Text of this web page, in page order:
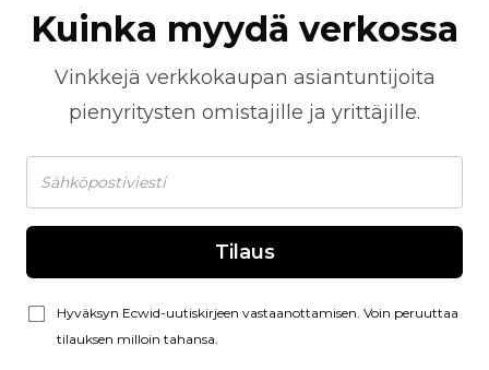
Kuinka myydä verkossa
Vinkkejä verkkokaupan asiantuntijoita
pienyritysten omistajille ja yrittäjille.
Tilaus
Hyväksyn Ecwid-uutiskirjeen vastaanottamisen. Voin peruuttaa
tilauksen milloin tahansa.